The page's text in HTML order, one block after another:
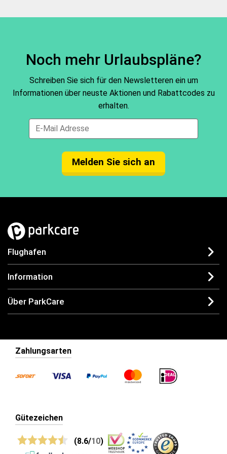
Noch mehr Urlaubspläne?
Schreiben Sie sich für den Newsletteren ein um
Informationen über neuste Aktionen und Rabattcodes zu
erhalten.
Melden Sie sich an
Flughafen
Information
Über ParkCare
Zahlungsarten
Gütezeichen
(8.6/10)